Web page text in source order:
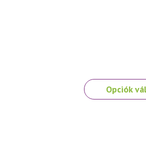
Opciók
Ennek
a